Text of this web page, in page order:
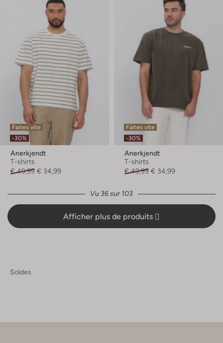
Faites vite
-30%
Anerkjendt
T-shirts
€ 49,99 € 34,99
Faites vite
-30%
Anerkjendt
T-shirts
€ 49,99 € 34,99
Vu 36 sur 103
Afficher plus de produits
Soldes